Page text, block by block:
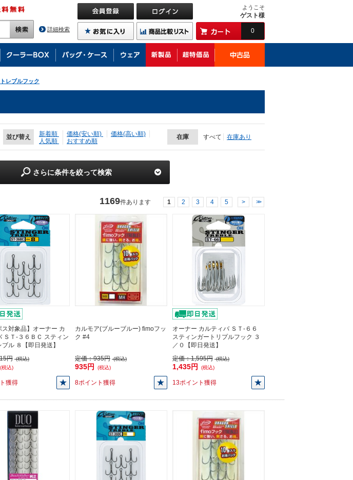
詳細検索
ようこそ
ゲスト様
0
トレブルフック
並び替え 新着順 価格(安い順)
価格(高い順)
人気順
おすすめ順
在庫 すべて 在庫あり
さらに条件を絞って検索
1169件あります 1 2 3 4 5 > >>
ス対象品】オーナー カ
ＳＴ-３６ＢＣ スティン
ル ８【即日発送】
円 (税込)
(税込)
獲得
カルモア(ブルーブルー) fimoフッ
ク #4
定価：935円 (税込)
935円 (税込)
8ポイント獲得
オーナー カルティバ ＳＴ-６６
スティンガートリプルフック ３
／０【即日発送】
定価：1,595円 (税込)
1,435円 (税込)
13ポイント獲得